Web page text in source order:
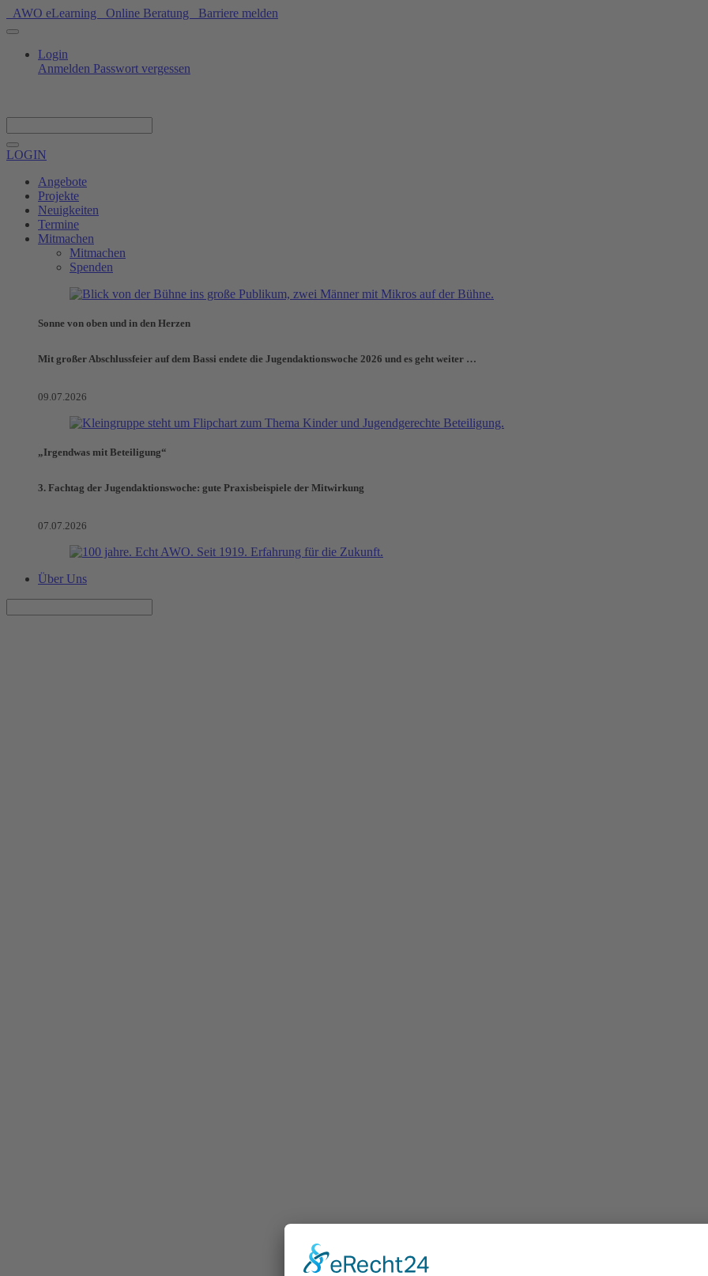
AWO eLearning Online Beratung Barriere melden
Login
Anmelden Passwort vergessen
LOGIN
Angebote
Projekte
Neuigkeiten
Termine
Mitmachen
Mitmachen
Spenden
Sonne von oben und in den Herzen
Mit großer Abschlussfeier auf dem Bassi endete die Jugendaktionswoche 2026 und es geht weiter …
09.07.2026
„Irgendwas mit Beteiligung“
3. Fachtag der Jugendaktionswoche: gute Praxisbeispiele der Mitwirkung
07.07.2026
Über Uns